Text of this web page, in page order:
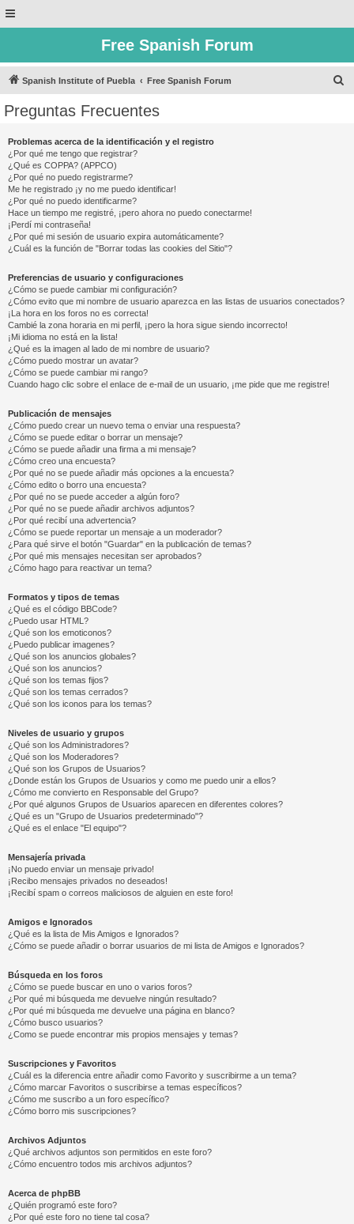
Free Spanish Forum
Spanish Institute of Puebla Free Spanish Forum
Preguntas Frecuentes
Problemas acerca de la identificación y el registro
¿Por qué me tengo que registrar?
¿Qué es COPPA? (APPCO)
¿Por qué no puedo registrarme?
Me he registrado ¡y no me puedo identificar!
¿Por qué no puedo identificarme?
Hace un tiempo me registré, ¡pero ahora no puedo conectarme!
¡Perdí mi contraseña!
¿Por qué mi sesión de usuario expira automáticamente?
¿Cuál es la función de "Borrar todas las cookies del Sitio"?
Preferencias de usuario y configuraciones
¿Cómo se puede cambiar mi configuración?
¿Cómo evito que mi nombre de usuario aparezca en las listas de usuarios conectados?
¡La hora en los foros no es correcta!
Cambié la zona horaria en mi perfil, ¡pero la hora sigue siendo incorrecto!
¡Mi idioma no está en la lista!
¿Qué es la imagen al lado de mi nombre de usuario?
¿Cómo puedo mostrar un avatar?
¿Cómo se puede cambiar mi rango?
Cuando hago clic sobre el enlace de e-mail de un usuario, ¡me pide que me registre!
Publicación de mensajes
¿Cómo puedo crear un nuevo tema o enviar una respuesta?
¿Cómo se puede editar o borrar un mensaje?
¿Cómo se puede añadir una firma a mi mensaje?
¿Cómo creo una encuesta?
¿Por qué no se puede añadir más opciones a la encuesta?
¿Cómo edito o borro una encuesta?
¿Por qué no se puede acceder a algún foro?
¿Por qué no se puede añadir archivos adjuntos?
¿Por qué recibí una advertencia?
¿Cómo se puede reportar un mensaje a un moderador?
¿Para qué sirve el botón "Guardar" en la publicación de temas?
¿Por qué mis mensajes necesitan ser aprobados?
¿Cómo hago para reactivar un tema?
Formatos y tipos de temas
¿Qué es el código BBCode?
¿Puedo usar HTML?
¿Qué son los emoticonos?
¿Puedo publicar imagenes?
¿Qué son los anuncios globales?
¿Qué son los anuncios?
¿Qué son los temas fijos?
¿Qué son los temas cerrados?
¿Qué son los iconos para los temas?
Niveles de usuario y grupos
¿Qué son los Administradores?
¿Qué son los Moderadores?
¿Qué son los Grupos de Usuarios?
¿Donde están los Grupos de Usuarios y como me puedo unir a ellos?
¿Cómo me convierto en Responsable del Grupo?
¿Por qué algunos Grupos de Usuarios aparecen en diferentes colores?
¿Qué es un "Grupo de Usuarios predeterminado"?
¿Qué es el enlace "El equipo"?
Mensajería privada
¡No puedo enviar un mensaje privado!
¡Recibo mensajes privados no deseados!
¡Recibí spam o correos maliciosos de alguien en este foro!
Amigos e Ignorados
¿Qué es la lista de Mis Amigos e Ignorados?
¿Cómo se puede añadir o borrar usuarios de mi lista de Amigos e Ignorados?
Búsqueda en los foros
¿Cómo se puede buscar en uno o varios foros?
¿Por qué mi búsqueda me devuelve ningún resultado?
¿Por qué mi búsqueda me devuelve una página en blanco?
¿Cómo busco usuarios?
¿Como se puede encontrar mis propios mensajes y temas?
Suscripciones y Favoritos
¿Cuál es la diferencia entre añadir como Favorito y suscribirme a un tema?
¿Cómo marcar Favoritos o suscribirse a temas específicos?
¿Cómo me suscribo a un foro específico?
¿Cómo borro mis suscripciones?
Archivos Adjuntos
¿Qué archivos adjuntos son permitidos en este foro?
¿Cómo encuentro todos mis archivos adjuntos?
Acerca de phpBB
¿Quién programó este foro?
¿Por qué este foro no tiene tal cosa?